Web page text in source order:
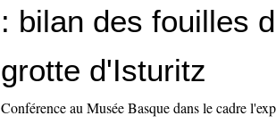
: bilan des fouilles
grotte d'Isturitz
Conférence au Musée Basque dans le cadre